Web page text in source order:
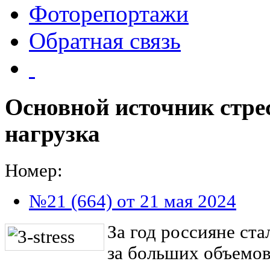
Фоторепортажи
Обратная связь
Основной источник
нагрузка
Номер:
№21 (664) от 21 мая 2024
За год россияне
за больших